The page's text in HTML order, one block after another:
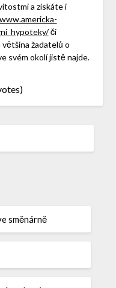
a získáte i
či
žadatelů o
svém okolí jistě najde.
směnárně